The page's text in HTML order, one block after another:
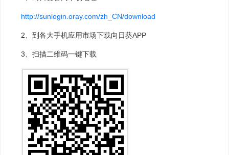
http://sunlogin.oray.com/zh_CN/download
2、到各大手机应用市场下载向日葵APP
3、扫描二维码一键下载